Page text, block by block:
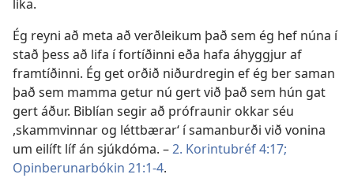
líka.
Ég reyni að meta að verðleikum það sem ég hef núna í
stað þess að lifa í fortíðinni eða hafa áhyggjur af
framtíðinni. Ég get orðið niðurdregin ef ég ber saman
það sem mamma getur nú gert við það sem hún gat
gert áður. Biblían segir að prófraunir okkar séu
,skammvinnar og léttbærar‘ í samanburði við vonina
um eilíft líf án sjúkdóma. –2. Korintubréf 4:17;
Opinberunarbókin 21:1-4.